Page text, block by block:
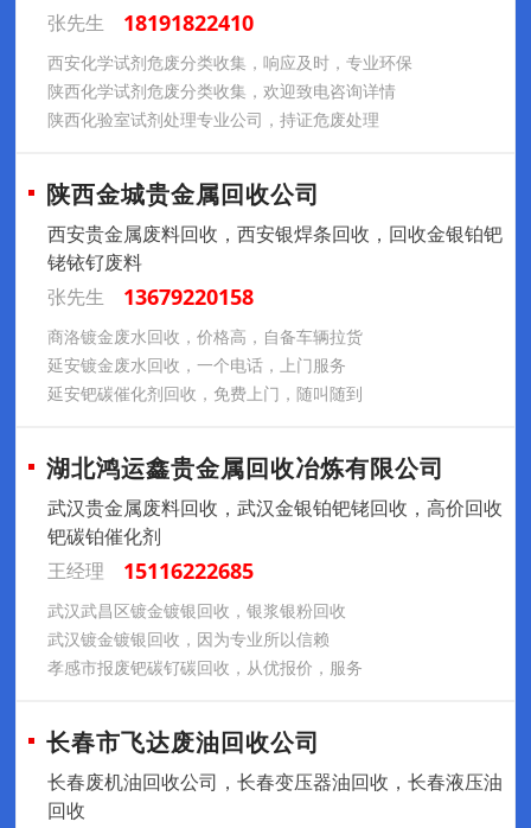
张先生
18191822410
西安化学试剂危废分类收集，响应及时，专业环保
陕西化学试剂危废分类收集，欢迎致电咨询详情
陕西化验室试剂处理专业公司，持证危废处理
陕西金城贵金属回收公司
西安贵金属废料回收，西安银焊条回收，回收金银铂钯
铑铱钌废料
张先生
13679220158
商洛镀金废水回收，价格高，自备车辆拉货
延安镀金废水回收，一个电话，上门服务
延安钯碳催化剂回收，免费上门，随叫随到
湖北鸿运鑫贵金属回收冶炼有限公司
武汉贵金属废料回收，武汉金银铂钯铑回收，高价回收
钯碳铂催化剂
王经理
15116222685
武汉武昌区镀金镀银回收，银浆银粉回收
武汉镀金镀银回收，因为专业所以信赖
孝感市报废钯碳钌碳回收，从优报价，服务
长春市飞达废油回收公司
长春废机油回收公司，长春变压器油回收，长春液压油
回收